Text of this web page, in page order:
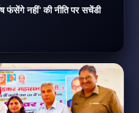
फंसेंगे नहीं' की नीति पर सचेंडी